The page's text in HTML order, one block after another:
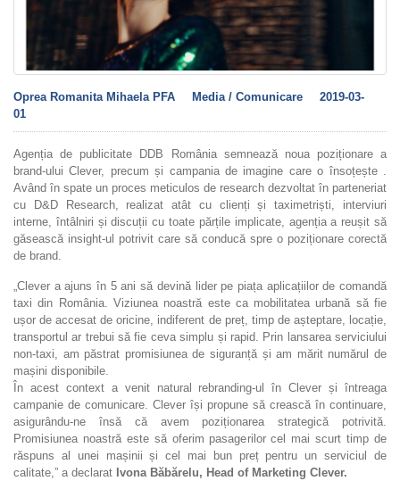
Oprea Romanita Mihaela PFA Media / Comunicare
2019-03-
01
Agenția de publicitate DDB România semnează noua poziționare a
brand-ului Clever, precum și campania de imagine care o însoțește .
Având în spate un proces meticulos de research dezvoltat în parteneriat
cu D&D Research, realizat atât cu clienți și taximetriști, interviuri
interne, întâlniri și discuții cu toate părțile implicate, agenția a reușit să
găsească insight-ul potrivit care să conducă spre o poziționare corectă
de brand.
„Clever a ajuns în 5 ani să devină lider pe piața aplicațiilor de comandă
taxi din România. Viziunea noastră este ca mobilitatea urbană să fie
ușor de accesat de oricine, indiferent de preț, timp de așteptare, locație,
transportul ar trebui să fie ceva simplu și rapid. Prin lansarea serviciului
non-taxi, am păstrat promisiunea de siguranță și am mărit numărul de
mașini disponibile.
În acest context a venit natural rebranding-ul în Clever și întreaga
campanie de comunicare. Clever își propune să crească în continuare,
asigurându-ne însă că avem poziționarea strategică potrivită.
Promisiunea noastră este să oferim pasagerilor cel mai scurt timp de
răspuns al unei mașinii și cel mai bun preț pentru un serviciul de
calitate,” a declarat Ivona Băbărelu, Head of Marketing Clever.